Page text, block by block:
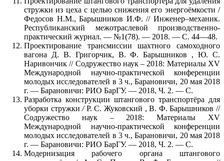
стружки из цеха с целью снижения его энергоёмкости /
Федосов Н.М., Барышников И.Ф. // Инженер–механик.
Республиканский межотраслевой производственно-
практический журнал. — №1(78). — 2018. — С. 44—48.
Проектирование трансмиссии шахтного самоходного
вагона Д. В. Григорчик, В. Ф. Барышников , Ю. С.
Наривончик // Содружество наук – 2018: Материалы XV
Международной научно-практической конференции
молодых исследователей в 3 ч., Барановичи, 20 мая 2018
г. — Барановичи: РИО БарГУ. — 2018, Ч. 2. — С.
Разработка конструкции штангового транспортёра для
уборки стружки/Р. С. Жуковский , В. Ф. Барышников //
Содружество наук – 2018: Материалы XV
Международной научно-практической конференции
молодых исследователей в 3 ч., Барановичи, 20 мая 2018
г. — Барановичи: РИО БарГУ. — 2018, Ч. 2. — С.
Модернизация рабочего органа штангового